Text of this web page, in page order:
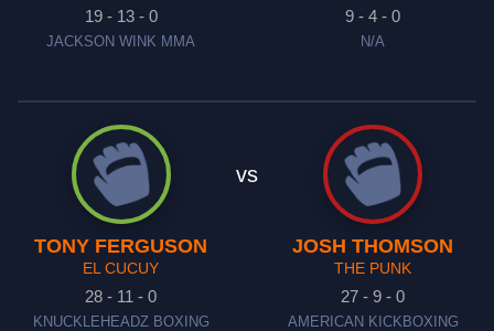
19 - 13 - 0
JACKSON WINK MMA
9 - 4 - 0
N/A
TONY FERGUSON
EL CUCUY
28 - 11 - 0
KNUCKLEHEADZ BOXING
vs
JOSH THOMSON
THE PUNK
27 - 9 - 0
AMERICAN KICKBOXING